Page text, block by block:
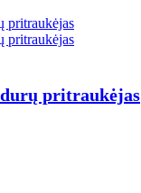
pritraukėjas